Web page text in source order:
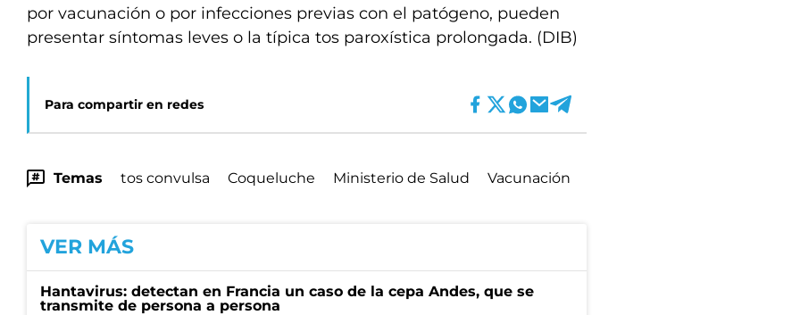
por vacunación o por infecciones previas con el patógeno, pueden
presentar síntomas leves o la típica tos paroxística prolongada. (DIB)
Para compartir en redes
Temas tos convulsa Coqueluche Ministerio de Salud Vacunación
VER MÁS
Hantavirus: detectan en Francia un caso de la cepa Andes, que se
transmite de persona a persona